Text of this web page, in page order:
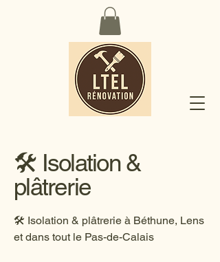
🛠️ Isolation &
plâtrerie
🛠️ Isolation & plâtrerie à Béthune, Lens
et dans tout le Pas-de-Calais